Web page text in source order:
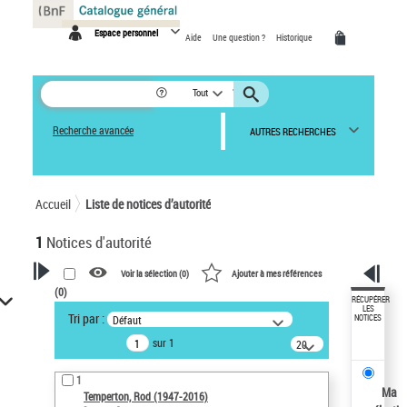
Espace personnel Aide Une question ? Historique
Tout
Recherche avancée AUTRES RECHERCHES
Accueil Liste de notices d’autorité
1 Notices d'autorité
VOTRE RECHERCHE
Recherche avancée dans les
notices d’autorité
Œuvres liées à l'auteur :
Temperton, Rod (1947-2016)
Voir la sélection (0) Ajouter à mes références
(0)
Tri par : Défaut
sur 1
20
résultats/page
1
Temperton, Rod (1947-2016)
RÉCUPÉRER
LES
NOTICES
Ma
Panneau de gestion des cookies